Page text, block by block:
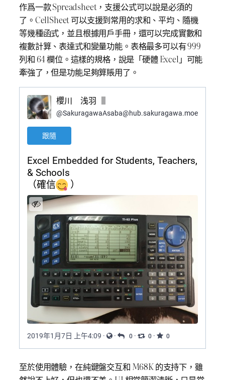
作爲一款 Spreadsheet，支援公式可以說是必須的
了。CellSheet 可以支援到常用的求和、平均、隨機
等幾種函式，並且根據用戶手冊，還可以完成實數和
複數計算、表達式和變量功能。表格最多可以有 999
列和 64 欄位。這樣的規格，說是「硬體 Excel」可能
牽強了，但是功能足夠算賬用了。
至於使用體驗，在純鍵盤交互和 M68K 的支持下，雖